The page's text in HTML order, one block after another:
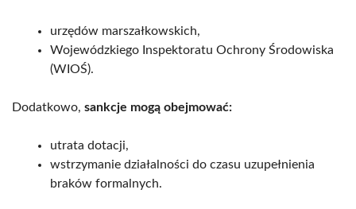
urzędów marszałkowskich,
Wojewódzkiego Inspektoratu Ochrony Środowiska
(WIOŚ).
Dodatkowo, sankcje mogą obejmować:
utrata dotacji,
wstrzymanie działalności do czasu uzupełnienia
braków formalnych.